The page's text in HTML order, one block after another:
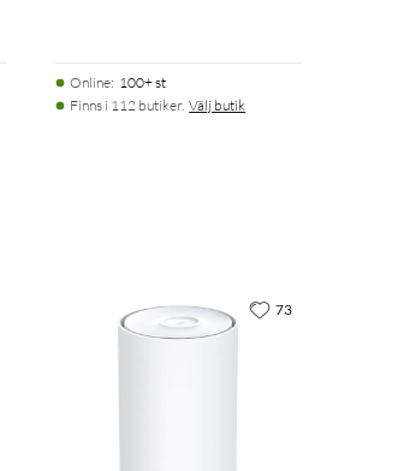
Online: 100+ st
Finns i 112 butiker. Välj butik
73